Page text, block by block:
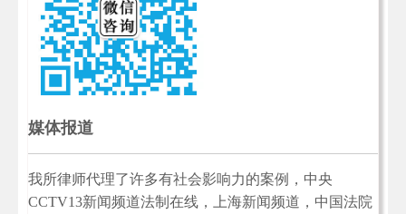
媒体报道
我所律师代理了许多有社会影响力的案例，中央
CCTV13新闻频道法制在线，上海新闻频道，中国法院